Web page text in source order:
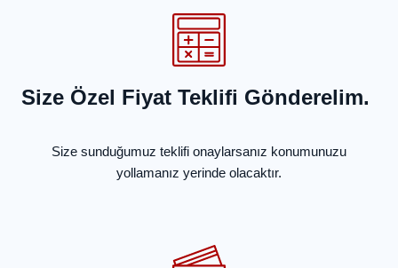
Size Özel Fiyat Teklifi Gönderelim.
Size sunduğumuz teklifi onaylarsanız konumunuzu
yollamanız yerinde olacaktır.